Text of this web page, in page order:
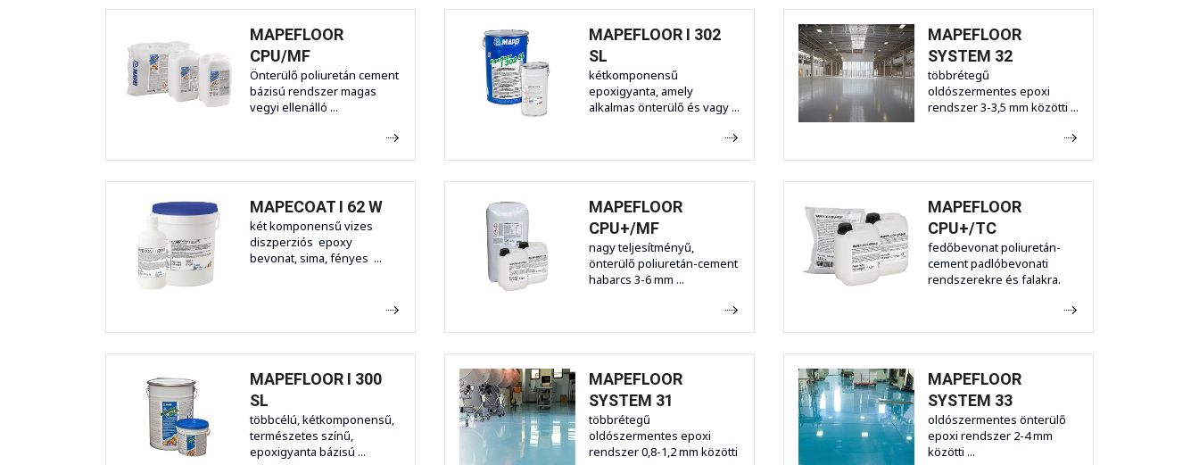
MAPEFLOOR
CPU/MF
Önterülő poliuretán cement
bázisú rendszer magas
vegyi ellenálló ...
MAPEFLOOR I 302
SL
kétkomponensű
epoxigyanta, amely
alkalmas önterülő és vagy ...
MAPEFLOOR
SYSTEM 32
többrétegű
oldószermentes epoxi
rendszer 3-3,5 mm közötti ...
MAPECOAT I 62 W
két komponensű vizes
diszperziós epoxy
bevonat, sima, fényes ...
MAPEFLOOR
CPU+/MF
nagy teljesítményű,
önterülő poliuretán-cement
habarcs 3-6 mm ...
MAPEFLOOR
CPU+/TC
fedőbevonat poliuretán-
cement padlóbevonati
rendszerekre és falakra.
MAPEFLOOR I 300
SL
többcélú, kétkomponensű,
természetes színű,
epoxigyanta bázisú ...
MAPEFLOOR
SYSTEM 31
többrétegű
oldószermentes epoxi
rendszer 0,8-1,2 mm közötti
MAPEFLOOR
SYSTEM 33
oldószermentes önterülő
epoxi rendszer 2-4 mm
közötti ...